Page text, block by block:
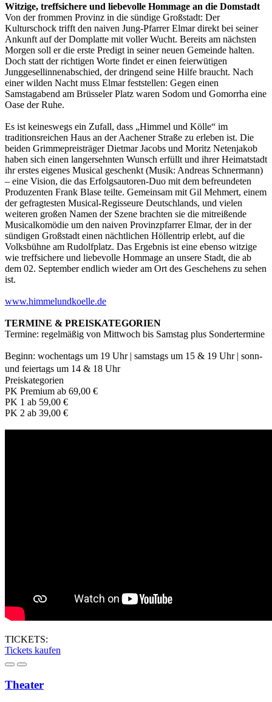
Witzige, treffsichere und liebevolle Hommage an die Domstadt
Von der frommen Provinz in die sündige Großstadt: Der
Kulturschock trifft den naiven Jung-Pfarrer Elmar direkt bei seiner
Ankunft auf der Domplatte mit voller Wucht. Bereits am nächsten
Morgen soll er die erste Predigt in seiner neuen Gemeinde halten.
Doch statt der richtigen Worte findet er einen feierwütigen
Junggesellinnenabschied, der dringend seine Hilfe braucht. Nach
einer wilden Nacht muss Elmar feststellen: Gegen einen
Samstagabend am Brüsseler Platz waren Sodom und Gomorrha eine
Oase der Ruhe.
Es ist keineswegs ein Zufall, dass „Himmel und Kölle“ im
traditionsreichen Haus an der Aachener Straße zu erleben ist. Die
beiden Grimmepreisträger Dietmar Jacobs und Moritz Netenjakob
haben sich einen langersehnten Wunsch erfüllt und ihrer Heimatstadt
ihr erstes eigenes Musical geschenkt (Musik: Andreas Schnermann)
– eine Vision, die das Erfolgsautoren-Duo mit dem befreundeten
Produzenten Frank Blase teilte. Gemeinsam mit Gil Mehmert, einem
der gefragtesten Musical-Regisseure Deutschlands, und vielen
weiteren großen Namen der Szene brachten sie die mitreißende
Musicalkomödie um den naiven Provinzpfarrer Elmar, der in der
sündigen Großstadt einen nächtlichen Höllentrip erlebt, auf die
Volksbühne am Rudolfplatz. Das Ergebnis ist eine ebenso witzige
wie treffsichere und liebevolle Hommage an unsere Stadt, die ab
dem 02. September endlich wieder am Ort des Geschehens zu sehen
ist.
www.himmelundkoelle.de
TERMINE & PREISKATEGORIEN
Termine: regelmäßig von Mittwoch bis Samstag plus Sondertermine
Beginn: wochentags um 19 Uhr | samstags um 15 & 19 Uhr | sonn-
und feiertags um 14 & 18 Uhr
Preiskategorien
PK Premium ab 69,00 €
PK 1 ab 59,00 €
PK 2 ab 39,00 €
TICKETS:
Tickets kaufen
Theater